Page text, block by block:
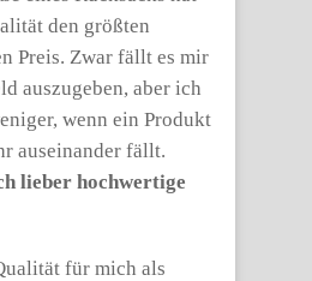
den größten
Preis. Zwar fällt es mir
auszugeben, aber ich
wenn ein Produkt
auseinander fällt.
lieber hochwertige
für mich als